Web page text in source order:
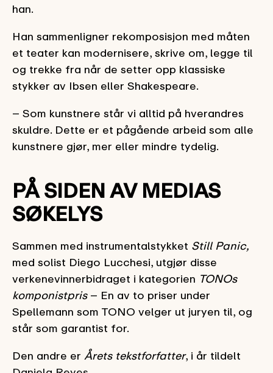
han.
Han sammenligner rekomposisjon med måten
et teater kan modernisere, skrive om, legge til
og trekke fra når de setter opp klassiske
stykker av Ibsen eller Shakespeare.
– Som kunstnere står vi alltid på hverandres
skuldre. Dette er et pågående arbeid som alle
kunstnere gjør, mer eller mindre tydelig.
PÅ SIDEN AV MEDIAS
SØKELYS
Sammen med instrumentalstykket Still Panic,
med solist Diego Lucchesi, utgjør disse
verkenevinnerbidraget i kategorien TONOs
komponistpris– En av to priser under
Spellemann som TONO velger ut juryen til, og
står som garantist for.
Den andre er Årets tekstforfatter, i år tildelt